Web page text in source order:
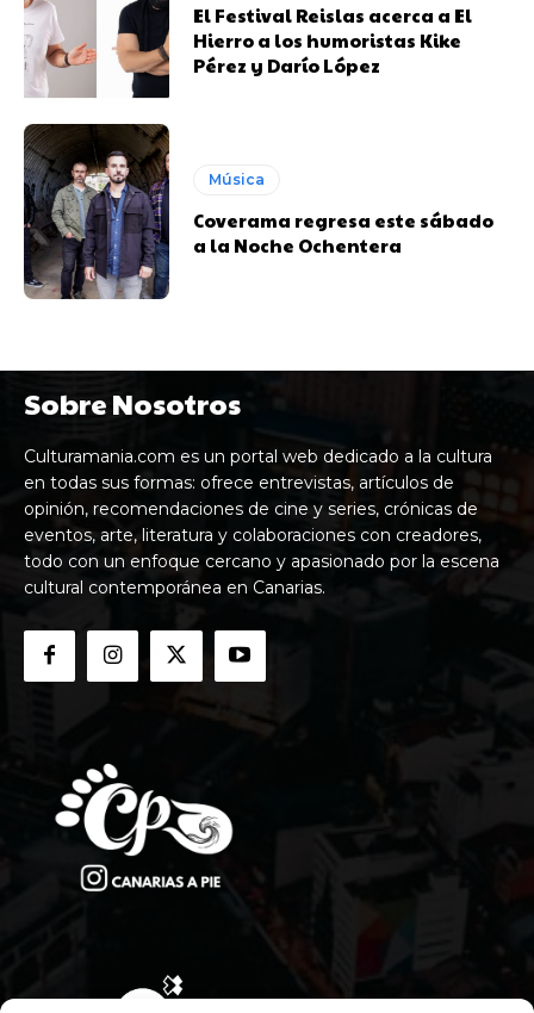
El Festival Reislas acerca a El
Hierro a los humoristas Kike
Pérez y Darío López
Música
Coverama regresa este sábado
a la Noche Ochentera
Sobre Nosotros
Culturamania.com es un portal web dedicado a la cultura
en todas sus formas: ofrece entrevistas, artículos de
opinión, recomendaciones de cine y series, crónicas de
eventos, arte, literatura y colaboraciones con creadores,
todo con un enfoque cercano y apasionado por la escena
cultural contemporánea en Canarias.